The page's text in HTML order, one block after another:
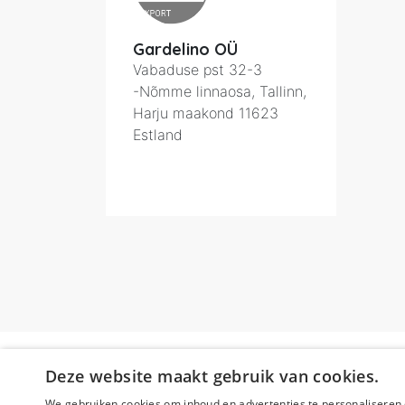
Gardelino OÜ
Vabaduse pst 32-3
-Nõmme linnaosa, Tallinn,
Harju maakond 11623
Estland
Deze website maakt gebruik van cookies.